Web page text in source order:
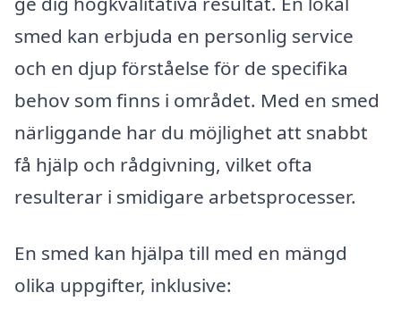
smed kan erbjuda en personlig service
och en djup förståelse för de specifika
behov som finns i området. Med en smed
närliggande har du möjlighet att snabbt
få hjälp och rådgivning, vilket ofta
resulterar i smidigare arbetsprocesser.
En smed kan hjälpa till med en mängd
olika uppgifter, inklusive: